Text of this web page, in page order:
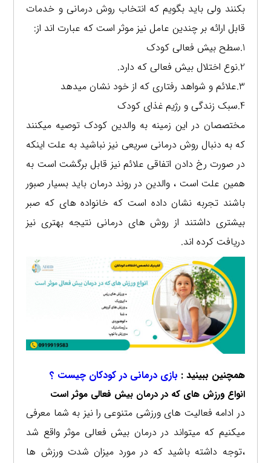
بکنند ولی باید بگویم که انتخاب روش درمانی و خدمات
قابل ارائه بر چندین عامل نیز موثر است که عبارت اند از:
1.سطح بیش فعالی کودک
2.نوع اختلال بیش فعالی که دارد.
3.علائم و شواهد رفتاری که از خود نشان میدهد
4.سبک زندگی و رژیم غذای کودک
مختصصان در این زمینه به والدین کودک توصیه میکنند
که به دنبال روش درمانی سریعی نیز نباشید به علت اینکه
در صورت رخ دادن اتفاقی علائم نیز قابل برگشت است به
همین علت است ، والدین در روند درمان باید بسیار صبور
باشند تجربه نشان داده است که خانواده های که صبر
بیشتری داشتند از روش های درمانی نتیجه بهتری نیز
دریافت کرده اند.
همچنین ببینید : بازی درمانی در کودکان چیست ؟
انواع ورزش های که در درمان بیش فعالی موثر است
در ادامه فعالیت های ورزشی متنوعی را نیز به شما معرفی
میکنیم که میتواند در درمان بیش فعالی موثر واقع شد
،توجه داشته باشید که در مورد میزان شدت ورزش ها